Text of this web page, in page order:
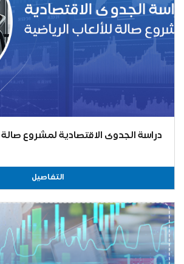
دراسة الجدوى الاقتصادية لمشروع صالة
التفاصيل